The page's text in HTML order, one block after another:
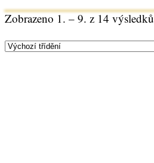
Zobrazeno 1. – 9. z 14 výsledků